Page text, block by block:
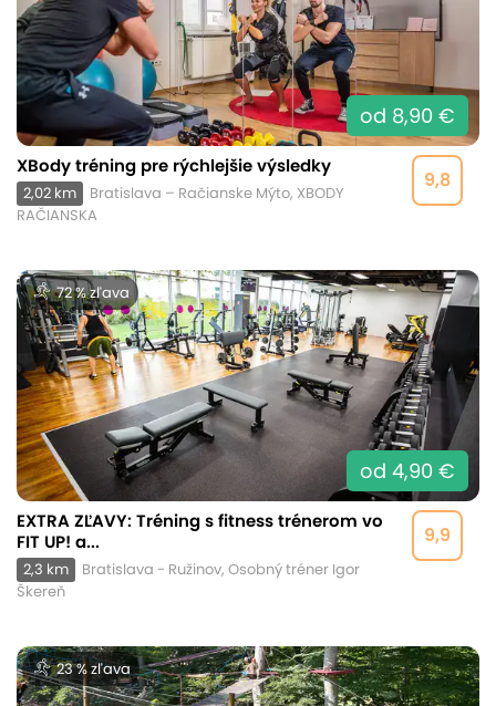
od 8,90 €
9,8
XBody tréning pre rýchlejšie výsledky
2,02 km
Bratislava – Račianske Mýto, XBODY
RAČIANSKA
72 % zľava
od 4,90 €
9,9
EXTRA ZĽAVY: Tréning s fitness trénerom vo
FIT UP! a...
2,3 km
Bratislava - Ružinov, Osobný tréner Igor
Škereň
23 % zľava